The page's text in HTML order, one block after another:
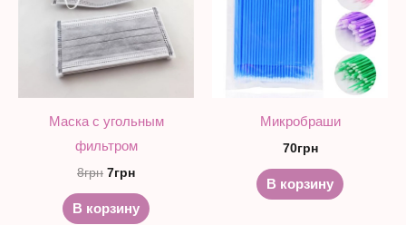
Маска с угольным
фильтром
8грн 7грн
В корзину
Микробраши
70грн
В корзину
вариаций.
Опции
можно
товара.